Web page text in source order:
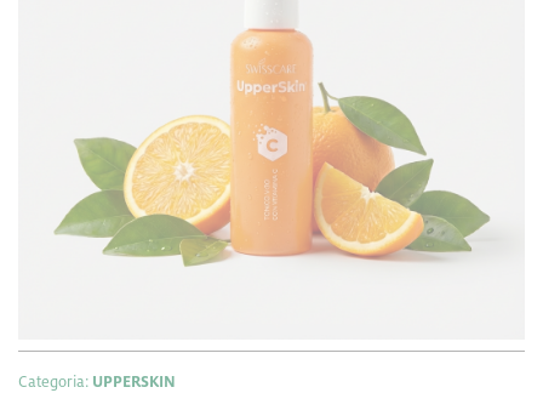
Luce ed Equilibrio per il Tuo Viso
Tonico Viso Upperskin®
in spray face mist è un’ ode alla
vitamina C, pronta ariequilibrare e illuminare la tua pelle
Normalizza il pH cutaneo, tonifica e migliora la morbidezza, apportando
oligoelementi marini nutrienti. Un
viso fresco, pulito, più
morbido e vitale
ti aspetta, con la garanzia di una formulazione
naturale, senza alcool e altre sostanze dannose.
Categoria: UPPERSKIN